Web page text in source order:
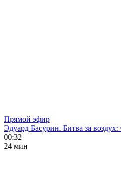
Прямой эфир
Эдуард Басурин. Битва за
00:32
24 мин